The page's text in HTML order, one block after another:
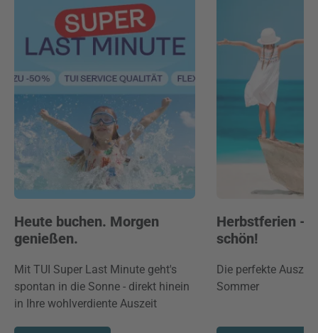
Heute buchen. Morgen
genießen.
Mit TUI Super Last Minute geht's
spontan in die Sonne - direkt hinein
in Ihre wohlverdiente Auszeit
Herbstferien -
schön!
Die perfekte
Sommer